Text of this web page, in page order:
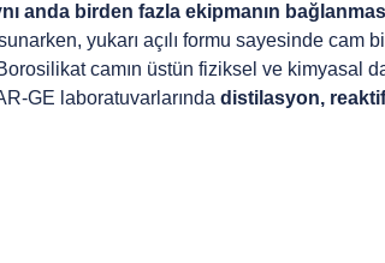
anda birden fazla ekipmanın
yukarı açılı formu sayesinde cam
camın üstün fiziksel ve kimyasal
GE laboratuvarlarında distilasyon, reaktif